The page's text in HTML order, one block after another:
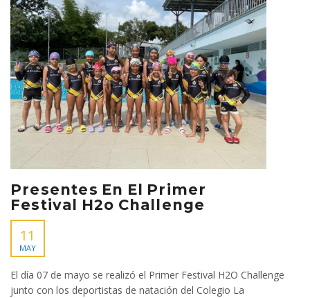
Presentes En El Primer
Festival H2o Challenge
11
MAY
El día 07 de mayo se realizó el Primer Festival H2O Challenge
junto con los deportistas de natación del Colegio La